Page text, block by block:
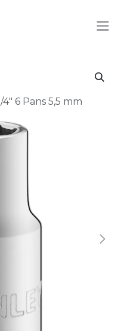
6 Pans 5,5 mm